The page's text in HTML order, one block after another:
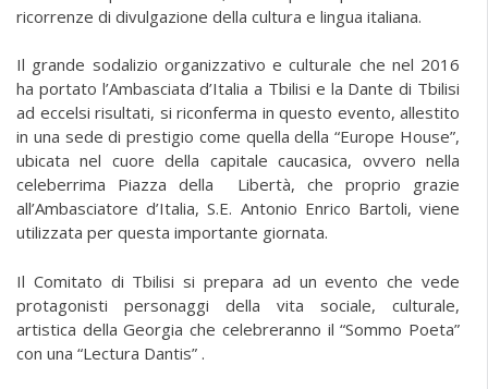
ricorrenze di divulgazione della cultura e lingua italiana.
Il grande sodalizio organizzativo e culturale che nel 2016
ha portato l’Ambasciata d’Italia a Tbilisi e la Dante di Tbilisi
ad eccelsi risultati, si riconferma in questo evento, allestito
in una sede di prestigio come quella della “Europe House”,
ubicata nel cuore della capitale caucasica, ovvero nella
celeberrima Piazza della Libertà, che proprio grazie
all’Ambasciatore d’Italia, S.E. Antonio Enrico Bartoli, viene
utilizzata per questa importante giornata.
Il Comitato di Tbilisi si prepara ad un evento che vede
protagonisti personaggi della vita sociale, culturale,
artistica della Georgia che celebreranno il “Sommo Poeta”
con una “Lectura Dantis” .